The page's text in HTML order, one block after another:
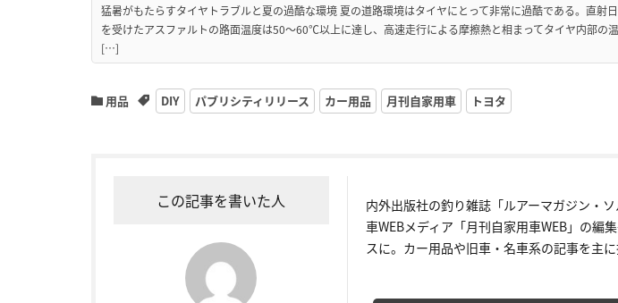
猛暑がもたらすタイヤトラブルと夏の過酷な環境 夏の道路環境はタイヤにとって非常に過酷である。直射
を受けたアスファルトの路面温度は50〜60℃以上に達し、高速走行による摩擦熱と相まってタイヤ内部の温
[…]
用品 DIY パブリシティリリース カー用品 月刊自家用車 トヨタ
この記事を書いた人
内外出版社の釣り雑誌「ルアーマガジン・
車WEBメディア「月刊自家用車WEB」の編
スに。カー用品や旧車・名車系の記事を主に